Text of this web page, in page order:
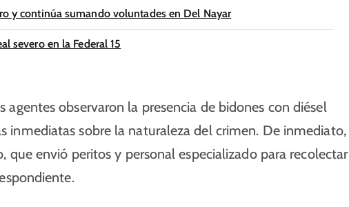
y continúa sumando voluntades en Del Nayar
severo en la Federal 15
agentes observaron la presencia de bidones con diésel
inmediatas sobre la naturaleza del crimen. De inmediato,
que envió peritos y personal especializado para recolectar